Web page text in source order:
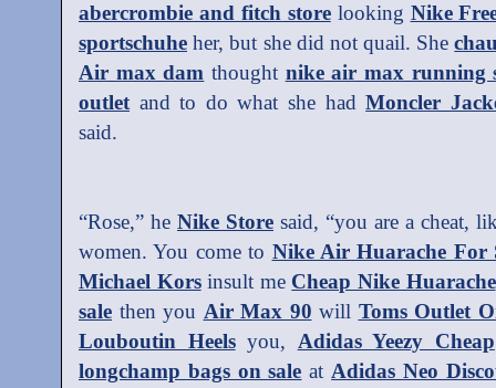
abercrombie and fitch storelooking Nike
sportschuhe her, but she did not quail. She
Air max dam thought nike air max running
outletand to do what she hadMoncler
said.
“Rose,” he Nike Store said, “you are a cheat,
women. You come to Nike Air Huarache For
Michael Korsinsult me Cheap Nike Huarache
sale then you Air Max 90 will Toms Outlet
Louboutin Heelsyou, Adidas Yeezy Cheap
longchamp bags on sale atAdidas Neo